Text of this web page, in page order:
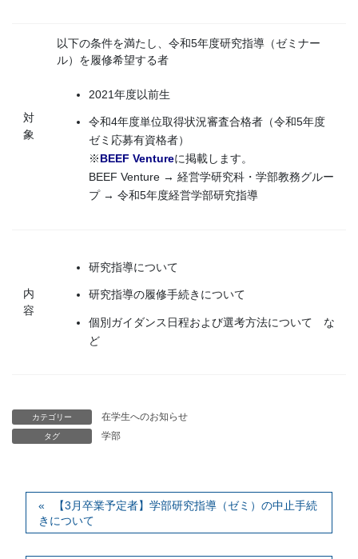
対
象
以下の条件を満たし、令和5年度研究指導（ゼミナー
ル）を履修希望する者
2021年度以前生
令和4年度単位取得状況審査合格者（令和5年度
ゼミ応募有資格者）
※BEEF Ventureに掲載します。
BEEF Venture → 経営学研究科・学部教務グルー
プ → 令和5年度経営学部研究指導
内
容
研究指導について
研究指導の履修手続きについて
個別ガイダンス日程および選考方法について な
ど
カテゴリー 在学生へのお知らせ
タグ 学部
【3月卒業予定者】学部研究指導（ゼミ）の中止手続
きについて